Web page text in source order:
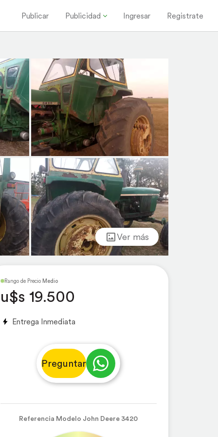
Publicar Publicidad Ingresar Registrate
Ver más
Rango de Precio Medio
u$s 19.500
Entrega Inmediata
Preguntar
Referencia Modelo John Deere 3420